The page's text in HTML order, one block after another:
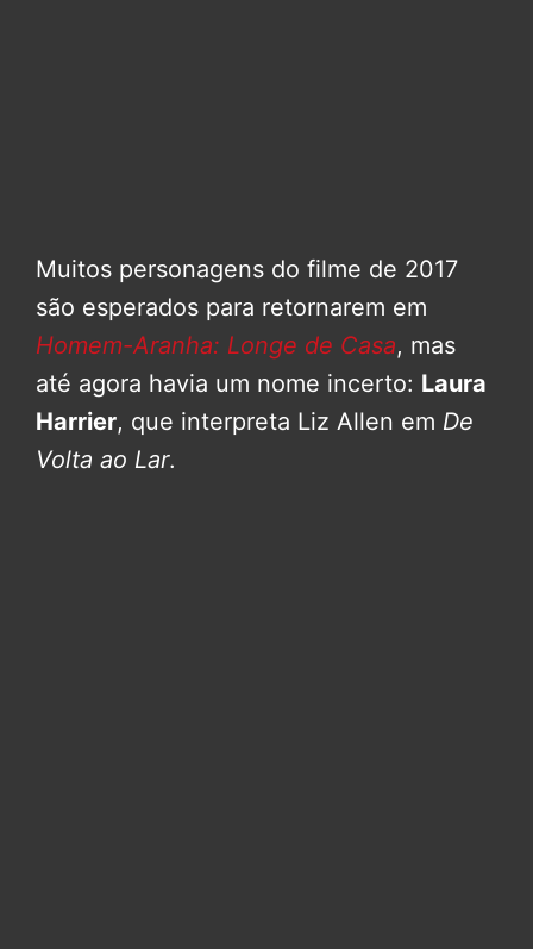
Muitos personagens do filme de 2017
são esperados para retornarem em
Homem-Aranha: Longe de Casa, mas
até agora havia um nome incerto: Laura
Harrier, que interpreta Liz Allen em De
Volta ao Lar.